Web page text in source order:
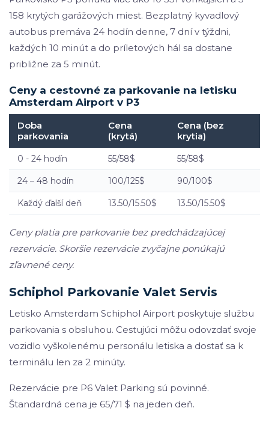
158 krytých garážových miest. Bezplatný kyvadlový
autobus premáva 24 hodín denne, 7 dní v týždni,
každých 10 minút a do príletových hál sa dostane
približne za 5 minút.
Ceny a cestovné za parkovanie na letisku
Amsterdam Airport v P3
Doba
parkovania
Cena
(krytá)
Cena (bez
krytia)
0 - 24 hodín 55/58$ 55/58$
24 – 48 hodín 100/125$ 90/100$
Každý ďalší deň 13.50/15.50$ 13.50/15.50$
Ceny platia pre parkovanie bez predchádzajúcej
rezervácie. Skoršie rezervácie zvyčajne ponúkajú
zľavnené ceny.
Schiphol Parkovanie Valet Servis
Letisko Amsterdam Schiphol Airport poskytuje službu
parkovania s obsluhou. Cestujúci môžu odovzdať svoje
vozidlo vyškolenému personálu letiska a dostať sa k
terminálu len za 2 minúty.
Rezervácie pre P6 Valet Parking sú povinné.
Štandardná cena je 65/71 $ na jeden deň.